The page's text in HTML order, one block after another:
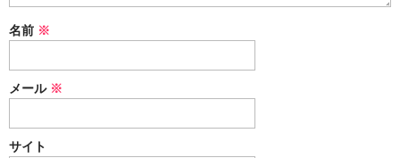
単品
セット
アウトレット
名前 ※
メール ※
サイト